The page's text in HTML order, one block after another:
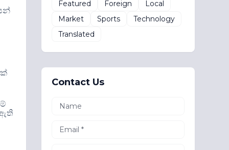
ක්
ඇති
Featured
Foreign
Local
Market
Sports
Technology
Translated
Contact Us